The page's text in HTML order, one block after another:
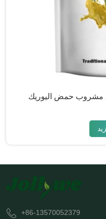
مشروب حمض اليوريك
+86-13570052379